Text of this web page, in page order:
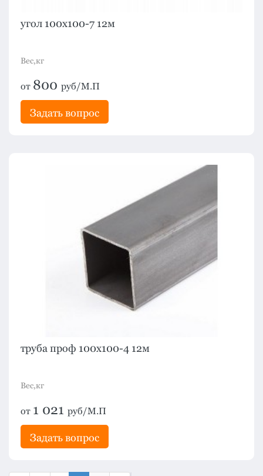
угол 100х100-7 12м
Вес,кг
от 800 руб/М.П
Задать вопрос
труба проф 100х100-4 12м
Вес,кг
от 1 021 руб/М.П
Задать вопрос